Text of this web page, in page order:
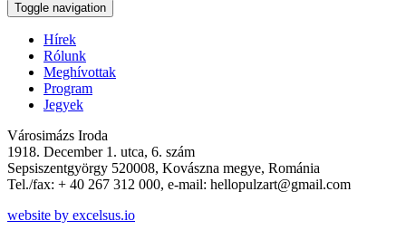
Toggle navigation
Hírek
Rólunk
Meghívottak
Program
Jegyek
Városimázs Iroda
1918. December 1. utca, 6. szám
Sepsiszentgyörgy 520008, Kovászna megye, Románia
Tel./fax: + 40 267 312 000, e-mail: hellopulzart@gmail.com
website by excelsus.io